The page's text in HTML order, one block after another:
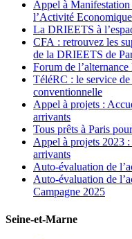
Appel à
l’Activité
La DRIEETS à
CFA : retrouvez les
de la DRIEETS de
Forum de
TéléRC : le service
conventionnelle
Appel à projets :
arrivants
Tous prêts à Paris
Appel à projets 2023
arrivants
Auto-évaluation de
Auto-évaluation de
Campagne 2025
Seine-et-Marne